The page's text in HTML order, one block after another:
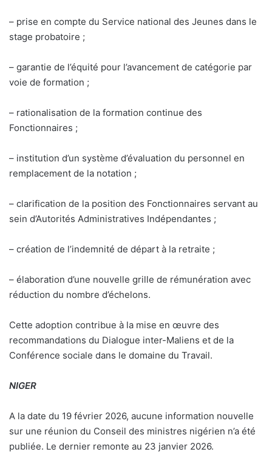
– prise en compte du Service national des Jeunes dans le
stage probatoire ;
– garantie de l’équité pour l’avancement de catégorie par
voie de formation ;
– rationalisation de la formation continue des
Fonctionnaires ;
– institution d’un système d’évaluation du personnel en
remplacement de la notation ;
– clarification de la position des Fonctionnaires servant au
sein d’Autorités Administratives Indépendantes ;
– création de l’indemnité de départ à la retraite ;
– élaboration d’une nouvelle grille de rémunération avec
réduction du nombre d’échelons.
Cette adoption contribue à la mise en œuvre des
recommandations du Dialogue inter-Maliens et de la
Conférence sociale dans le domaine du Travail.
NIGER
A la date du 19 février 2026, aucune information nouvelle
sur une réunion du Conseil des ministres nigérien n’a été
publiée. Le dernier remonte au 23 janvier 2026.